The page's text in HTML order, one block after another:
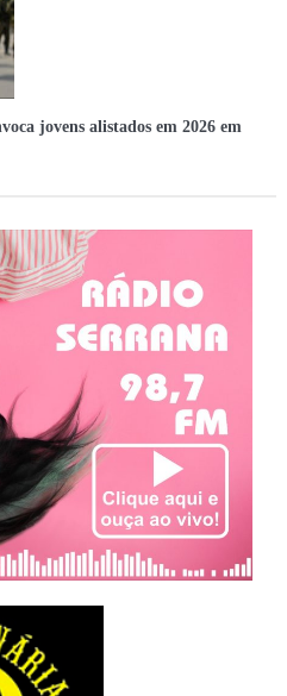
jovens alistados em 2026 em